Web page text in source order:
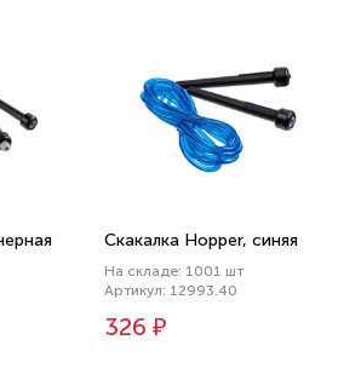
Скакалка Hopper, синяя
На складе: 1001 шт
Артикул: 12993.40
326 ₽